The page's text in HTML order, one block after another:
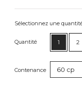
Sélectionnez une
Quantité 1 2
Contenance 60 cp